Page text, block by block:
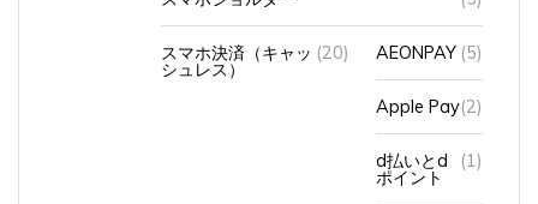
スマホ決済（キャッ
シュレス）
(20) AEONPAY (5)
Apple Pay (2)
d払いとd
ポイント
(1)